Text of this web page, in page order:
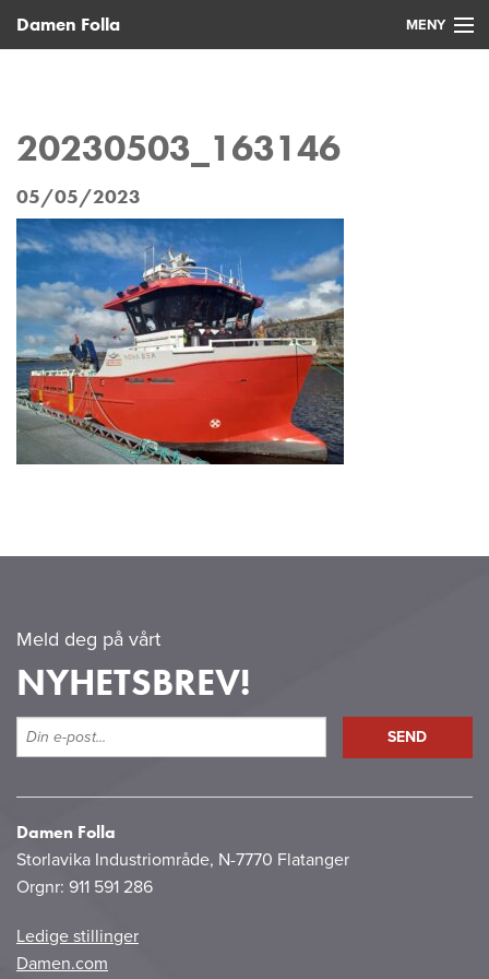
Damen Folla MENY
Service
Kontakt
20230503_163146
05/05/2023
Meld deg på vårt
NYHETSBREV!
Damen Folla
Storlavika Industriområde, N-7770 Flatanger
Orgnr: 911 591 286
Ledige stillinger
Damen.com